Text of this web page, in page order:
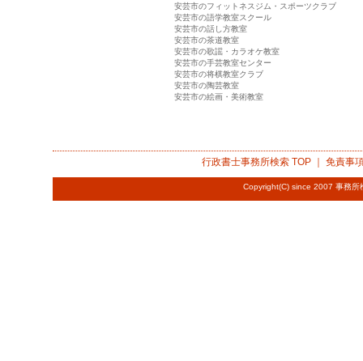
安芸市のフィットネスジム・スポーツクラブ
安芸市の語学教室スクール
安芸市の話し方教室
安芸市の茶道教室
安芸市の歌謡・カラオケ教室
安芸市の手芸教室センター
安芸市の将棋教室クラブ
安芸市の陶芸教室
安芸市の絵画・美術教室
行政書士事務所検索TOP ｜ 免責事
Copyright(C) since 2007 事務所